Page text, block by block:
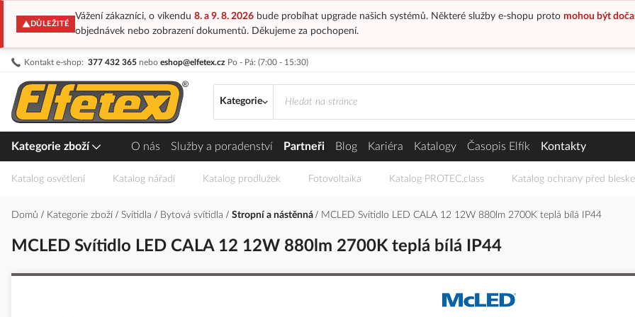
DŮLEŽITÉ
Vážení zákazníci, o víkendu 8. a 9. 8. 2026bude probíhat upgrade našich systémů. Některé služby e-shopu proto mohou být
objednávek nebo zobrazení dokumentů. Děkujeme za pochopení.
Kontakt e-shop: 377 432 365 nebo eshop@elfetex.cz Po - Pá: (7:00 - 15:30)
Přejít
obsah
Kategorie
Kategorie zboží O nás Služby a poradenství Partneři Blog Kariéra Katalogy Časopis Elfík Kontakty
Katalog osvětlení Katalog nářadí Katalog prodlužek Fotovoltaika Katalog PROTEC.class Katalog ochrany před
Domů Kategorie zboží Svítidla Bytová svítidla Stropní a nástěnná MCLED Svítidlo LED CALA 12 12W 880lm 2700K teplá bílá IP44
MCLED Svítidlo LED CALA 12 12W 880lm 2700K teplá bílá IP44